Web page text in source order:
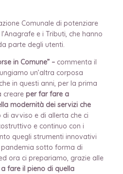
Comunale di potenziare
e i Tributi, che hanno
parte degli utenti.
in Comune” – commenta il
un’altra corposa
in questi anni, per la prima
creare per far fare a
modernità dei servizi che
di avviso e di allerta che ci
e continuo con i
quegli strumenti innovativi
sotto forma di
ora ci prepariamo, grazie alle
a fare il pieno di quella